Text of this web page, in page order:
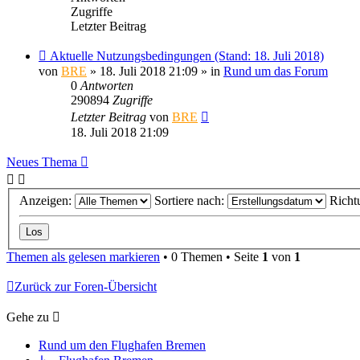
Zugriffe
Letzter Beitrag
Aktuelle Nutzungsbedingungen (Stand: 18. Juli 2018)
von BRE » 18. Juli 2018 21:09 » in Rund um das Forum
0 Antworten
290894 Zugriffe
Letzter Beitrag von BRE
18. Juli 2018 21:09
Neues Thema
Anzeigen: Sortiere nach:
Themen als gelesen markieren • 0 Themen • Seite 1 von 1
Zurück zur Foren-Übersicht
Gehe zu
Rund um den Flughafen Bremen